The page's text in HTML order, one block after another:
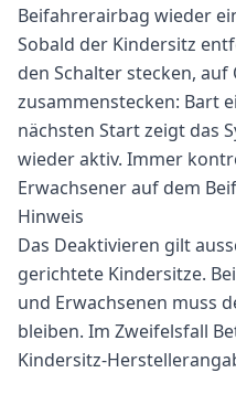
Beifahrerairbag wieder
Sobald der Kindersitz
den Schalter stecken,
zusammenstecken: Bart
nächsten Start zeigt das
wieder aktiv. Immer
Erwachsener auf dem
Hinweis
Das Deaktivieren gilt
gerichtete Kindersitze.
und Erwachsenen muss
bleiben. Im Zweifelsfall
Kindersitz-